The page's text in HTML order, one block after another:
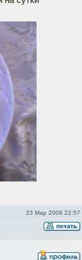
23 Мар 2009 22:57